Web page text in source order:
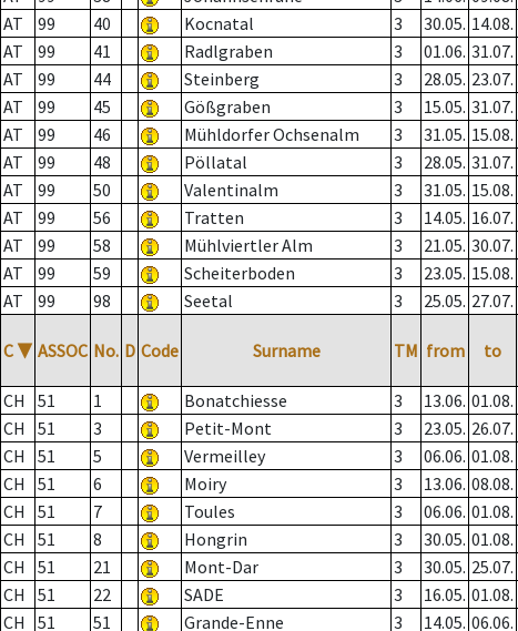
AT
99 40 Kocnatal 3 30.05. 14.08.
AT
99 41 Radlgraben 3 01.06. 31.07.
AT
99 44 Steinberg 3 28.05. 23.07.
AT
99 45 Gößgraben 3 15.05. 31.07.
AT
99 46 Mühldorfer Ochsenalm 3 31.05. 15.08.
AT
99 48 Pöllatal 3 28.05. 31.07.
AT
99 50 Valentinalm 3 31.05. 15.08.
AT
99 56 Tratten 3 14.05. 16.07.
AT
99 58 Mühlviertler Alm 3 21.05. 30.07.
AT
99 59 Scheiterboden 3 23.05. 15.08.
AT
99 98 Seetal 3 25.05. 27.07.
C ▼ ASSOC No. D Code Surname TM from to
CH
51 1 Bonatchiesse 3 13.06. 01.08.
CH
51 3 Petit-Mont 3 23.05. 26.07.
CH
51 5 Vermeilley 3 06.06. 01.08.
CH
51 6 Moiry 3 13.06. 08.08.
CH
51 7 Toules 3 06.06. 01.08.
CH
51 8 Hongrin 3 30.05. 01.08.
CH
51 21 Mont-Dar 3 30.05. 25.07.
CH
51 22 SADE 3 16.05. 01.08.
CH
51 51 Grande-Enne 3 14.05. 06.06.